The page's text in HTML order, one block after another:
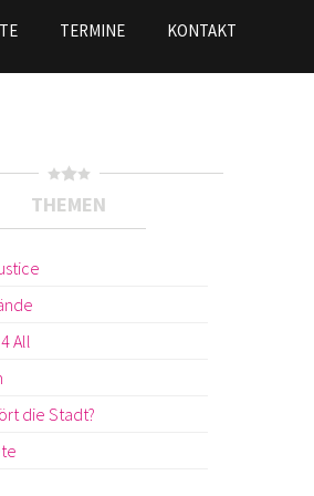
TERMINE KONTAKT
THEMEN
All
die Stadt?